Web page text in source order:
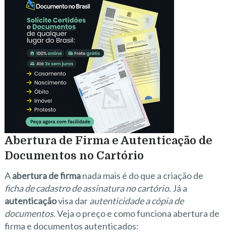
Abertura de Firma e Autenticação de
Documentos no Cartório
Aabertura de firmanada mais é do que a criação de
ficha de cadastro de assinatura no cartório. Já a
autenticaçãovisa darautenticidade a cópia de
documentos. Veja o preço e como funciona abertura de
firma e documentos autenticados: